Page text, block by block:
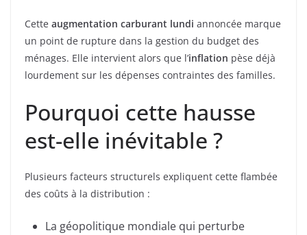
Cette augmentation carburant lundi annoncée marque
un point de rupture dans la gestion du budget des
ménages. Elle intervient alors que l’inflation pèse déjà
lourdement sur les dépenses contraintes des familles.
Pourquoi cette hausse
est-elle inévitable ?
Plusieurs facteurs structurels expliquent cette flambée
des coûts à la distribution :
La géopolitique mondiale qui perturbe